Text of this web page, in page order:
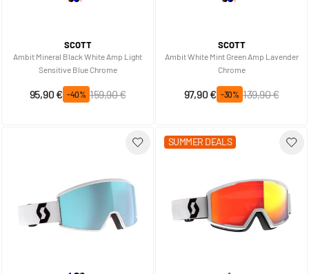
SCOTT
Ambit Mineral Black White Amp Light
Sensitive Blue Chrome
Prix spécial
95,90 € -40%
Prix normal
159,90 €
SCOTT
Ambit White Mint Green Amp Lavender
Chrome
Prix spécial
97,90 € -30%
Prix normal
139,90 €
SUMMER DEALS